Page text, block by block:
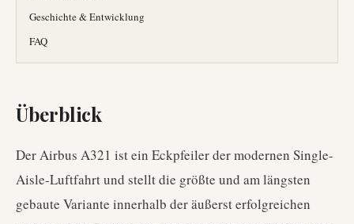
Geschichte & Entwicklung
FAQ
Überblick
Der Airbus A321 ist ein Eckpfeiler der modernen Single-
Aisle-Luftfahrt und stellt die größte und am längsten
gebaute Variante innerhalb der äußerst erfolgreichen